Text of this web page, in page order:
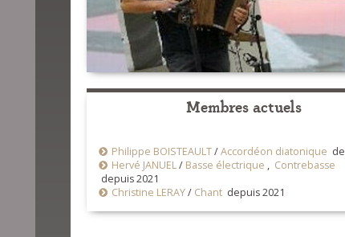
Membres actuels
Philippe BOISTEAULT/Accordéon diatonique
Hervé JANUEL/ Basse électrique , Contrebasse
depuis 2021
Christine LERAY/ Chantdepuis 2021